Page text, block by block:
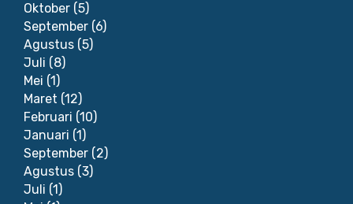
Oktober (5)
September (6)
Agustus (5)
Juli (8)
Mei (1)
Maret (12)
Februari (10)
Januari (1)
September (2)
Agustus (3)
Juli (1)